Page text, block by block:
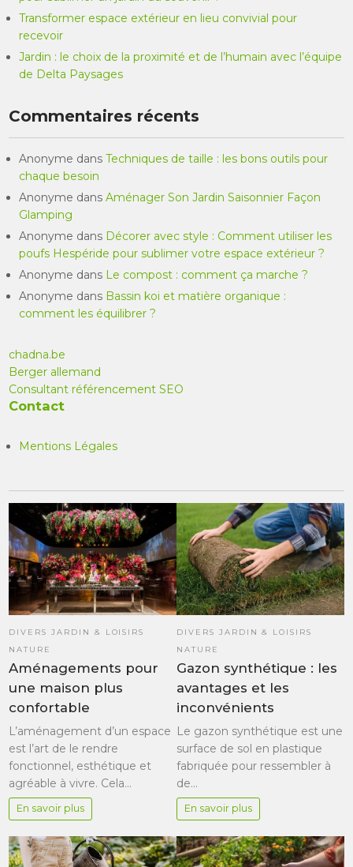
Transformer espace extérieur en lieu convivial pour
recevoir
Jardin : le choix de la proximité et de l’humain avec l’équipe
de Delta Paysages
Commentaires récents
Anonyme dansTechniques de taille : les bons outils pour
chaque besoin
Anonyme dansAménager Son Jardin Saisonnier Façon
Glamping
Anonyme dans Décorer avec style : Comment utiliser les
poufs Hespéride pour sublimer votre espace extérieur ?
Anonyme dans Le compost : comment ça marche ?
Anonyme dans Bassin koi et matière organique :
comment les équilibrer ?
chadna.be
Berger allemand
Consultant référencement SEO
Contact
Mentions Légales
DIVERS JARDIN & LOISIRS
NATURE
Aménagements pour
une maison plus
confortable
L’aménagement d’un espace
est l’art de le rendre
fonctionnel, esthétique et
agréable à vivre. Cela…
En savoir plus
DIVERS JARDIN & LOISIRS
NATURE
Gazon synthétique : les
avantages et les
inconvénients
Le gazon synthétique est une
surface de sol en plastique
fabriquée pour ressembler à
de…
En savoir plus